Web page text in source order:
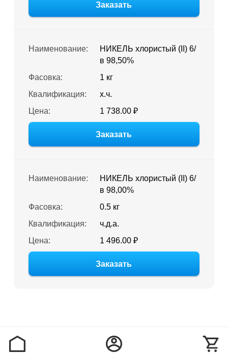
Заказать
Наименование:
НИКЕЛЬ хлористый (II) 6/
в 98,50%
Фасовка:
1 кг
Квалификация:
х.ч.
Цена:
1 738.00 ₽
Заказать
Наименование:
НИКЕЛЬ хлористый (II) 6/
в 98,00%
Фасовка:
0.5 кг
Квалификация:
ч.д.а.
Цена:
1 496.00 ₽
Заказать